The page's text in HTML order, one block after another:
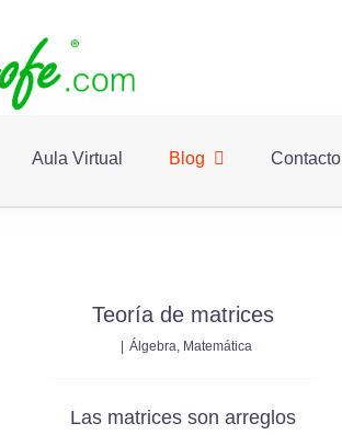
global
preferencia
Aula Virtual Blog Contacto
Teoría de matrices
Álgebra, Matemática
Las matrices son arreglos